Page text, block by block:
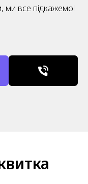
ми все підкажемо!